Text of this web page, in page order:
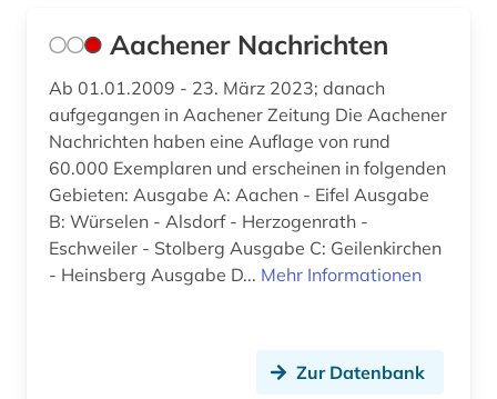
baltikum (2)
bamberg (3)
bangkok (1)
bangladesch (1)
bankarchiv (1)
Aachener Nachrichten
Ab 01.01.2009 - 23. März 2023; danach
aufgegangen in Aachener Zeitung Die Aachener
Nachrichten haben eine Auflage von rund
60.000 Exemplaren und erscheinen in folgenden
Gebieten: Ausgabe A: Aachen - Eifel Ausgabe
B: Würselen - Alsdorf - Herzogenrath -
Eschweiler - Stolberg Ausgabe C: Geilenkirchen
- Heinsberg Ausgabe D... Mehr Informationen
Zur Datenbank